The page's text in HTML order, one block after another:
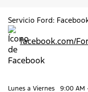
Servicio Ford:
facebook.com/
Lunes a Viernes
9:00 AM